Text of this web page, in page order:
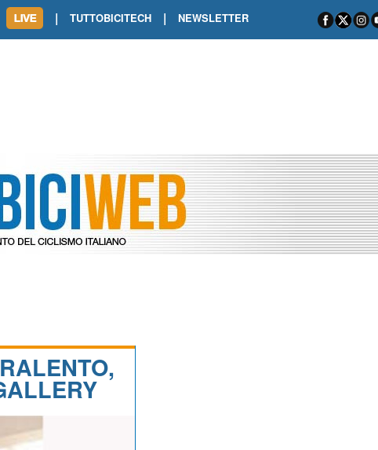
TOUR DE FRANCE. ORCIERES-MERLETTE INCORONA CARAPAZ
TOUR DE FRANCE. A VOIRON TRIONFO DI PHILIPSEN SU SCHMID E KOOIJ
| TUTTOBICITECH | NEWSLETTER